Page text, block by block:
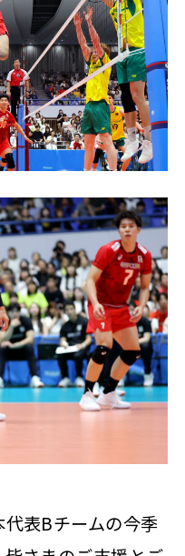
表Bチームの今季